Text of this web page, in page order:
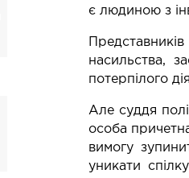
є людиною з
насильства,
потерпілого
Але суддя
особа
вимогу
уникати